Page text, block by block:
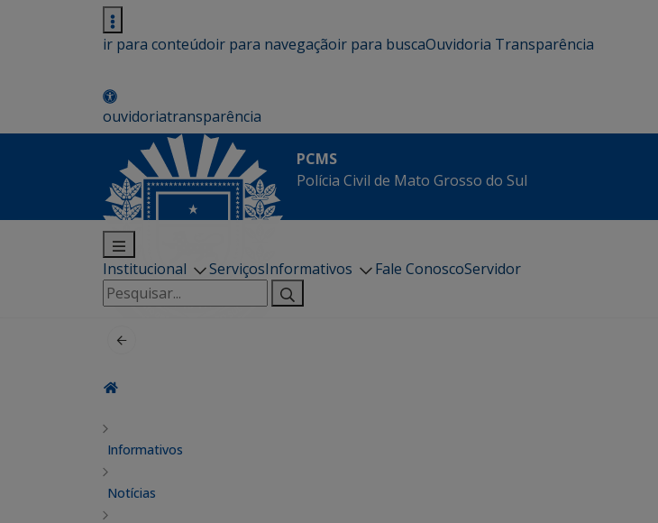
ir para conteúdoir para navegaçãoir para buscaOuvidoria Transparência
ouvidoriatransparência
PCMS
Polícia Civil de Mato Grosso do Sul
Institucional ServiçosInformativos Fale ConoscoServidor
Pesquisar
por:
Informativos
Notícias